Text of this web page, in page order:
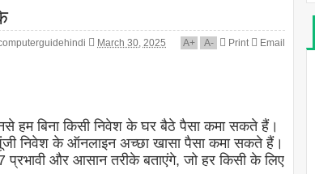
March 30, 2025 A+ A- Print Email
हम बिना किसी निवेश के घर बैठे पैसा कमा सकते हैं।
निवेश के ऑनलाइन अच्छा खासा पैसा कमा सकते हैं।
और आसान तरीके बताएंगे, जो हर किसी के लिए